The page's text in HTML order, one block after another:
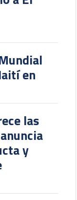
en
las
y